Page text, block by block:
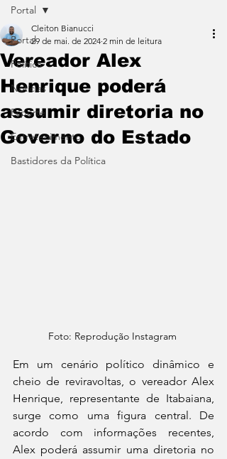
Portal
Política
Notícias
Esporte
Entretenimento
Bastidores da Política
Portal
Vereador Alex
Henrique poderá
assumir diretoria no
Governo do Estado
Cleiton Bianucci
29 de mai. de 2024 2 min de leitura
Foto: Reprodução Instagram
Em um cenário político dinâmico e
cheio de reviravoltas, o vereador Alex
Henrique, representante de Itabaiana,
surge como uma figura central. De
acordo com informações recentes,
Alex poderá assumir uma diretoria no